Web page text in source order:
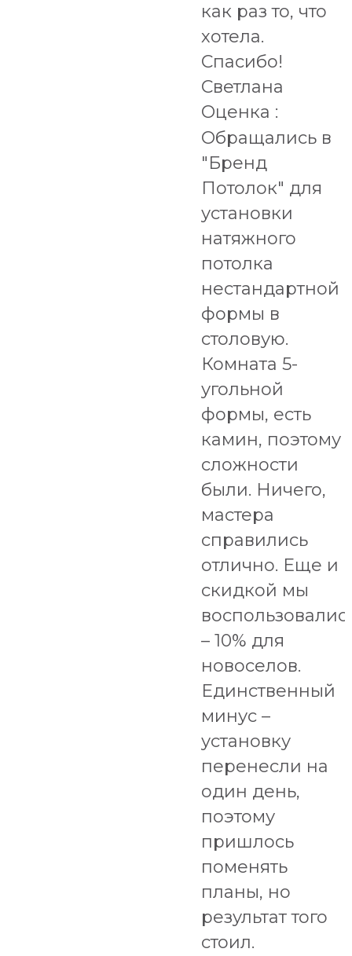
как раз то, что
хотела.
Спасибо!
Светлана
Оценка :
Обращались в
"Бренд
Потолок" для
установки
натяжного
потолка
нестандартной
формы в
столовую.
Комната 5-
угольной
формы, есть
камин, поэтому
сложности
были. Ничего,
мастера
справились
отлично. Еще и
скидкой мы
– 10% для
новоселов.
Единственный
минус –
установку
перенесли на
один день,
поэтому
пришлось
поменять
планы, но
результат того
стоил.